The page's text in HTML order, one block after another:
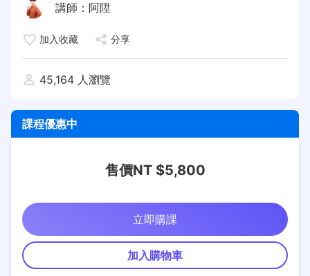
講師： 阿陞
加入收藏 分享
45,164 人瀏覽
課程優惠中
售價NT $5,800
立即購課
加入購物車